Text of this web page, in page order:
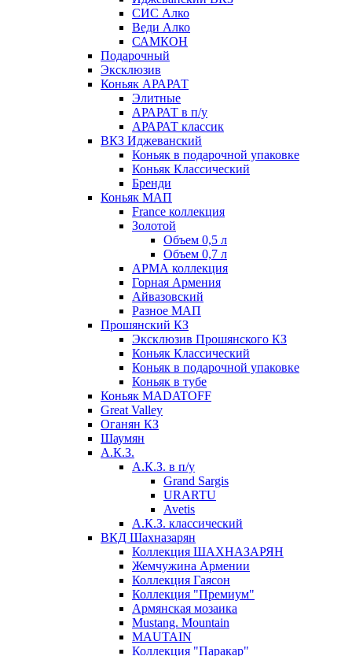
СИС Алко
Веди Алко
САМКОН
Подарочный
Эксклюзив
Коньяк АРАРАТ
Элитные
АРАРАТ в п/у
АРАРАТ классик
ВКЗ Иджеванский
Коньяк в подарочной упаковке
Коньяк Классический
Бренди
Коньяк МАП
France коллекция
Золотой
Объем 0,5 л
Объем 0,7 л
АРМА коллекция
Горная Армения
Айвазовский
Разное МАП
Прошянский КЗ
Эксклюзив Прошянского КЗ
Коньяк Классический
Коньяк в подарочной упаковке
Коньяк в тубе
Коньяк MADATOFF
Great Valley
Оганян КЗ
Шаумян
А.К.З.
А.К.З. в п/у
Grand Sargis
URARTU
Avetis
А.К.З. классический
ВКД Шахназарян
Коллекция ШАХНАЗАРЯН
Жемчужина Армении
Коллекция Гаясон
Коллекция "Премиум"
Армянская мозаика
Mustang. Mountain
MAUTAIN
Коллекция "Паракар"